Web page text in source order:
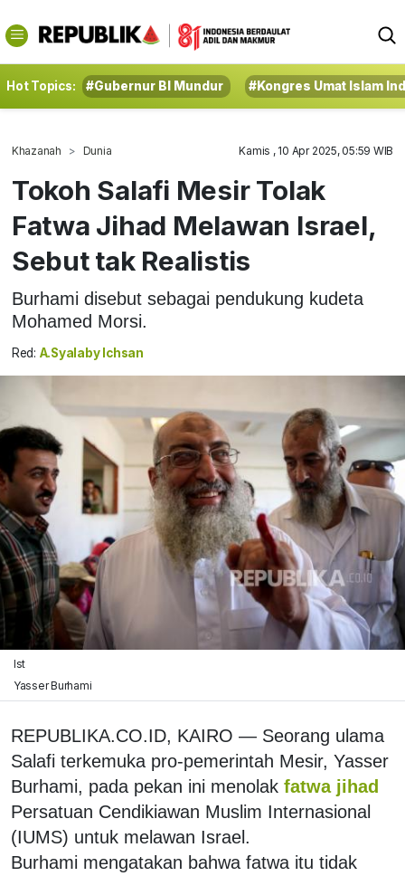
Hot Topics: #Gubernur BI Mundur #Kongres Umat Islam
Khazanah Dunia Kamis , 10 Apr 2025, 05:59 WIB
Tokoh Salafi Mesir Tolak
Fatwa Jihad Melawan Israel,
Sebut tak Realistis
Burhami disebut sebagai pendukung kudeta
Mohamed Morsi.
Red: A.Syalaby Ichsan
Ist
Yasser Burhami
REPUBLIKA.CO.ID, KAIRO — Seorang ulama
Salafi terkemuka pro-pemerintah Mesir, Yasser
Burhami, pada pekan ini menolak fatwa jihad
Persatuan Cendikiawan Muslim Internasional
(IUMS) untuk melawan Israel.
Burhami mengatakan bahwa fatwa itu tidak